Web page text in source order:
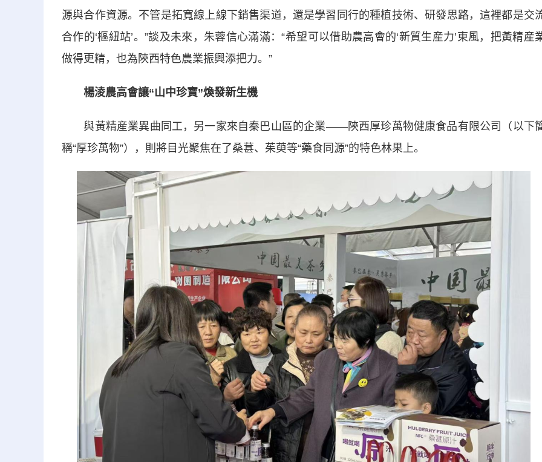
源與合作資源。不管是拓寬線上線下銷售渠道，還是學習同行的種植技術、研發思路，這裡都是交
合作的‘樞紐站’。”談及未來，朱蓉信心滿滿：“希望可以借助農高會的‘新質生産力’東風，把黃精産
做得更精，也為陝西特色農業振興添把力。”
楊淩農高會讓“山中珍寶”煥發新生機
與黃精産業異曲同工，另一家來自秦巴山區的企業——陝西厚珍萬物健康食品有限公司（以下
稱“厚珍萬物”），則將目光聚焦在了桑葚、茱萸等“藥食同源”的特色林果上。